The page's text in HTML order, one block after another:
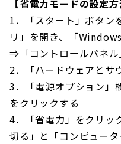
【省電力モードの設定
1．「スタート」ボタン
リ」を開き、「Windows
⇒「コントロールパネル
2．「ハードウェアとサ
3．「電源オプション」
をクリックする
4．「省電力」をクリッ
切る」と「コンピュー